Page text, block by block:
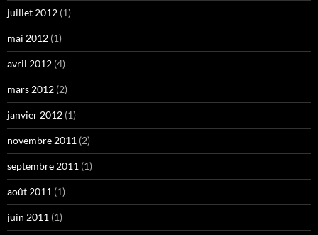
juillet 2012 (1)
mai 2012 (1)
avril 2012 (4)
mars 2012 (2)
janvier 2012 (1)
novembre 2011 (2)
septembre 2011 (1)
août 2011 (1)
juin 2011 (1)